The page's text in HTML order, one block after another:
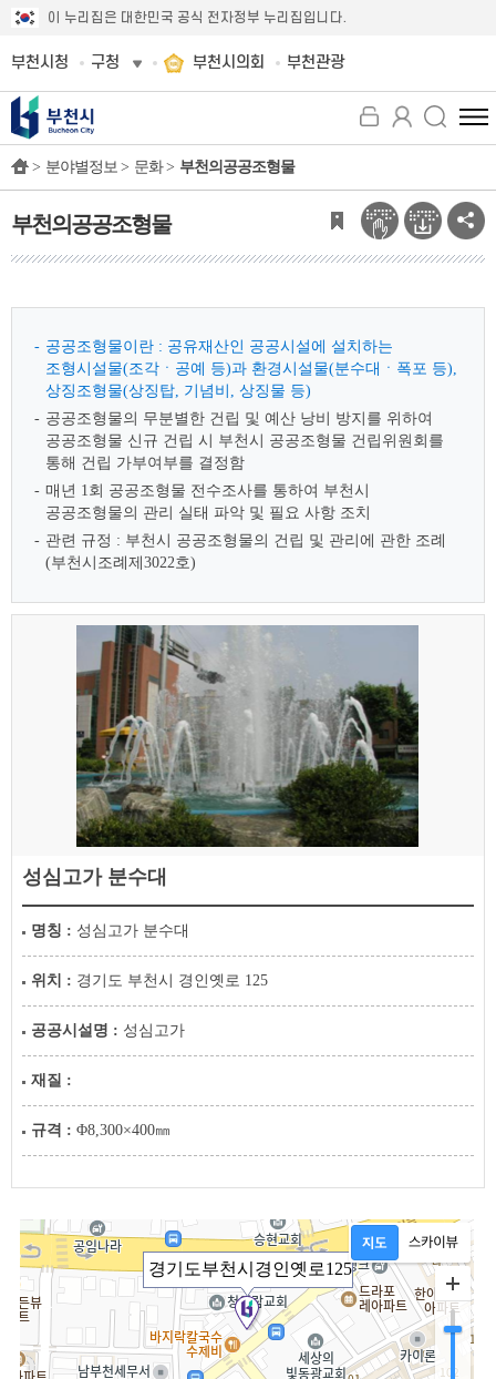
이 누리집은 대한민국 공식 전자정부 누리집입니다.
부천시청 구청 부천시의회 부천관광
전
체
뉴
보
기
> 분야별정보 > 문화 > 부천의공공조형물
부천의공공조형물
공공조형물이란 : 공유재산인 공공시설에 설치하는
조형시설물(조각ㆍ공예 등)과 환경시설물(분수대ㆍ폭포 등),
상징조형물(상징탑, 기념비, 상징물 등)
공공조형물의 무분별한 건립 및 예산 낭비 방지를 위하여
공공조형물 신규 건립 시 부천시 공공조형물 건립위원회를
통해 건립 가부여부를 결정함
매년 1회 공공조형물 전수조사를 통하여 부천시
공공조형물의 관리 실태 파악 및 필요 사항 조치
관련 규정 : 부천시 공공조형물의 건립 및 관리에 관한 조례
(부천시조례제3022호)
성심고가 분수대
명칭 : 성심고가 분수대
위치 : 경기도 부천시 경인옛로 125
공공시설명 : 성심고가
재질 :
규격 : Φ8,300×400㎜